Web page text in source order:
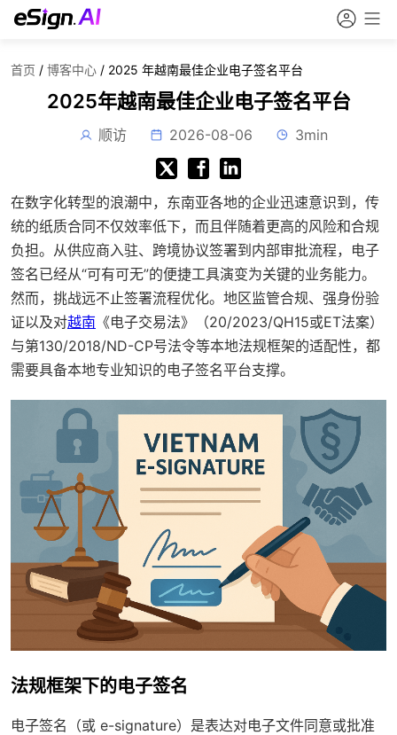
首页 / 博客中心 / 2025 年越南最佳企业电子签名平台
2025年越南最佳企业电子签名平台
顺访 2026-08-06 3min
在数字化转型的浪潮中，东南亚各地的企业迅速意识到，传
统的纸质合同不仅效率低下，而且伴随着更高的风险和合规
负担。从供应商入驻、跨境协议签署到内部审批流程，电子
签名已经从“可有可无”的便捷工具演变为关键的业务能力。
然而，挑战远不止签署流程优化。地区监管合规、强身份验
证以及对越南 《电子交易法》（20/2023/QH15或ET法案）
与第130/2018/ND-CP号法令等本地法规框架的适配性，都
需要具备本地专业知识的电子签名平台支撑。
法规框架下的电子签名
电子签名（或 e-signature）是表达对电子文件同意或批准